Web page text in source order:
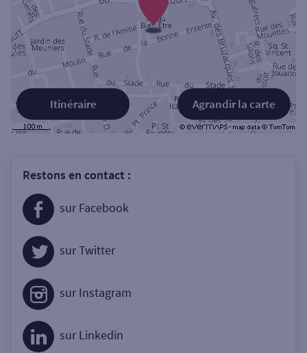
Agrandir la carte
Itinéraire
Restons en contact :
sur Facebook
sur Twitter
sur Instagram
sur Linkedin